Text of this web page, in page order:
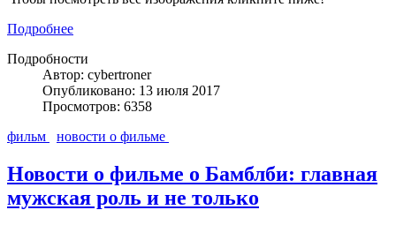
Подробнее
Подробности
Автор: cybertroner
Опубликовано: 13 июля 2017
Просмотров: 6358
фильм
новости о фильме
Новости о фильме о Бамблби: главная
мужская роль и не только